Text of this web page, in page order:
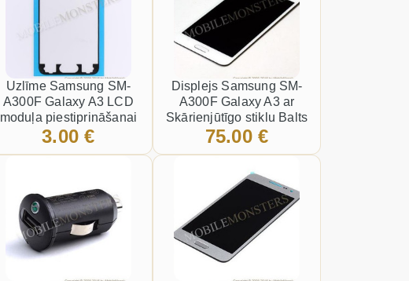
Uzlīme Samsung SM-
A300F Galaxy A3 LCD
moduļa piestiprināšanai
3.00 €
Displejs Samsung SM-
A300F Galaxy A3 ar
Skārienjūtīgo stiklu Balts
75.00 €